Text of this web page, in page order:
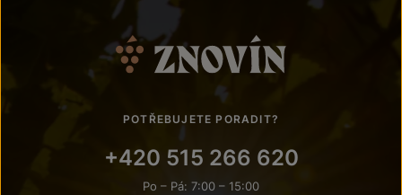
POTŘEBUJETE PORADIT?
+420 515 266 620
Po – Pá: 7:00 – 15:00